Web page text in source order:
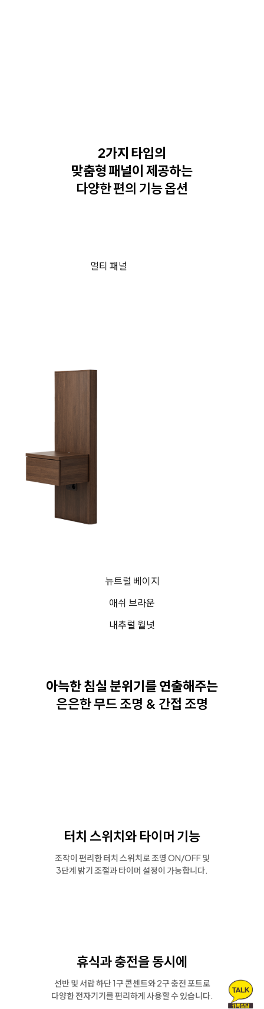
2가지 타입의
맞춤형 패널이 제공하는
다양한 편의 기능 옵션
멀티 패널
뉴트럴 베이지
애쉬 브라운
내추럴 월넛
아늑한 침실 분위기를 연출해주는
은은한 무드 조명 & 간접 조명
터치 스위치와 타이머 기능
조작이 편리한 터치 스위치로 조명 ON/OFF 및
3단계 밝기 조절과 타이머 설정이 가능합니다.
휴식과 충전을 동시에
선반 및 서랍 하단 1구 콘센트와 2구 충전 포트로
다양한 전자기기를 편리하게 사용할 수 있습니다.